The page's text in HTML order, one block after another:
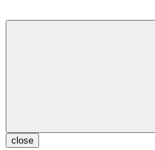
close